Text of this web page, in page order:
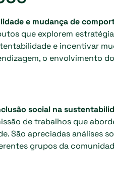
e mudança de
que explorem
e incentivar
o envolvimento
social na
de trabalhos que
São apreciadas análises
grupos da